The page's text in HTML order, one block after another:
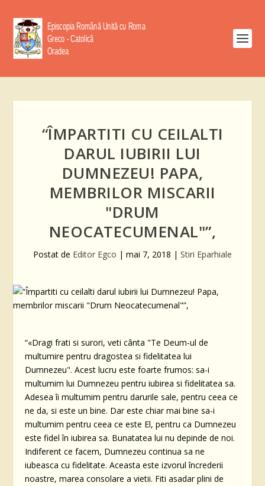
“ÎMPARTITI CU CEILALTI
DARUL IUBIRII LUI
DUMNEZEU! PAPA,
MEMBRILOR MISCARII
"DRUM
NEOCATECUMENAL"”,
Postat de Editor Egco | mai 7, 2018 | Stiri Eparhiale
“«Dragi frati si surori, veti cânta "Te Deum-ul de
multumire pentru dragostea si fidelitatea lui
Dumnezeu". Acest lucru este foarte frumos: sa-i
multumim lui Dumnezeu pentru iubirea si fidelitatea sa.
Adesea îi multumim pentru darurile sale, pentru ceea ce
ne da, si este un bine. Dar este chiar mai bine sa-i
multumim pentru ceea ce este El, pentru ca Dumnezeu
este fidel în iubirea sa. Bunatatea lui nu depinde de noi.
Indiferent ce facem, Dumnezeu continua sa ne
iubeasca cu fidelitate. Aceasta este izvorul încrederii
noastre, marea consolare a vietii. Fiti asadar plini de